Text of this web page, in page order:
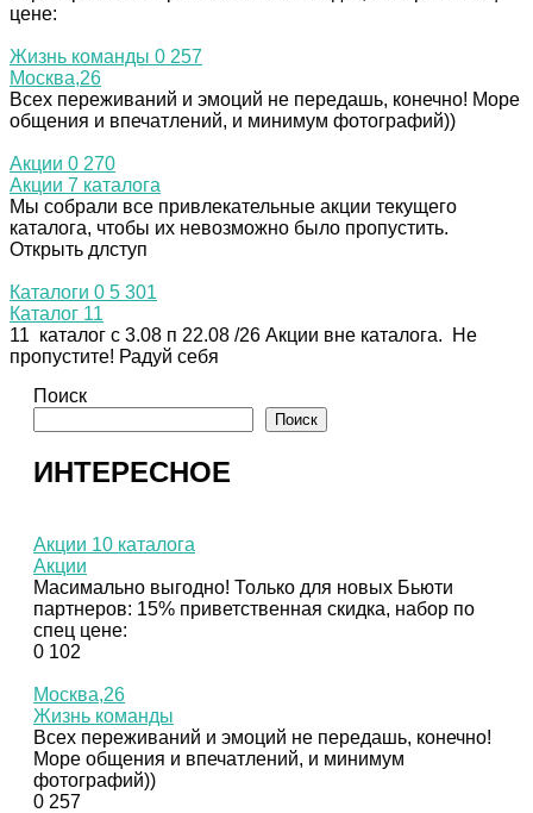
цене:
Жизнь команды 0 257
Москва,26
Всех переживаний и эмоций не передашь, конечно! Море
общения и впечатлений, и минимум фотографий))
Акции 0 270
Акции 7 каталога
Мы собрали все привлекательные акции текущего
каталога, чтобы их невозможно было пропустить.
Открыть длступ
Каталоги 0 5 301
Каталог 11
11 каталог с 3.08 п 22.08 /26 Акции вне каталога. Не
пропустите! Радуй себя
Поиск
Поиск
ИНТЕРЕСНОЕ
Акции 10 каталога
Акции
Масимально выгодно! Только для новых Бьюти
партнеров: 15% приветственная скидка, набор по
спец цене:
0 102
Москва,26
Жизнь команды
Всех переживаний и эмоций не передашь, конечно!
Море общения и впечатлений, и минимум
фотографий))
0 257